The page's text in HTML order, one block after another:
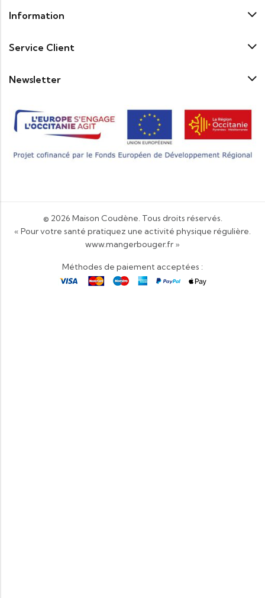
Information
Service Client
Newsletter
© 2026 Maison Coudène. Tous droits réservés.
« Pour votre santé pratiquez une activité physique régulière.
www.mangerbouger.fr »
Méthodes de paiement acceptées :